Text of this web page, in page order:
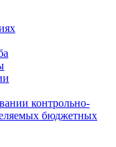
контрольно-
бюджетных